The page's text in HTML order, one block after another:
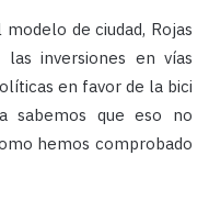
de ciudad, Rojas
inversiones en vías
en favor de la bici
sabemos que eso no
hemos comprobado